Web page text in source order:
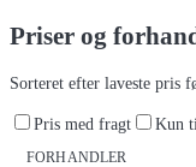
Priser og
Sorteret efter laveste pris
Pris med fragt Kun
FORHANDLER